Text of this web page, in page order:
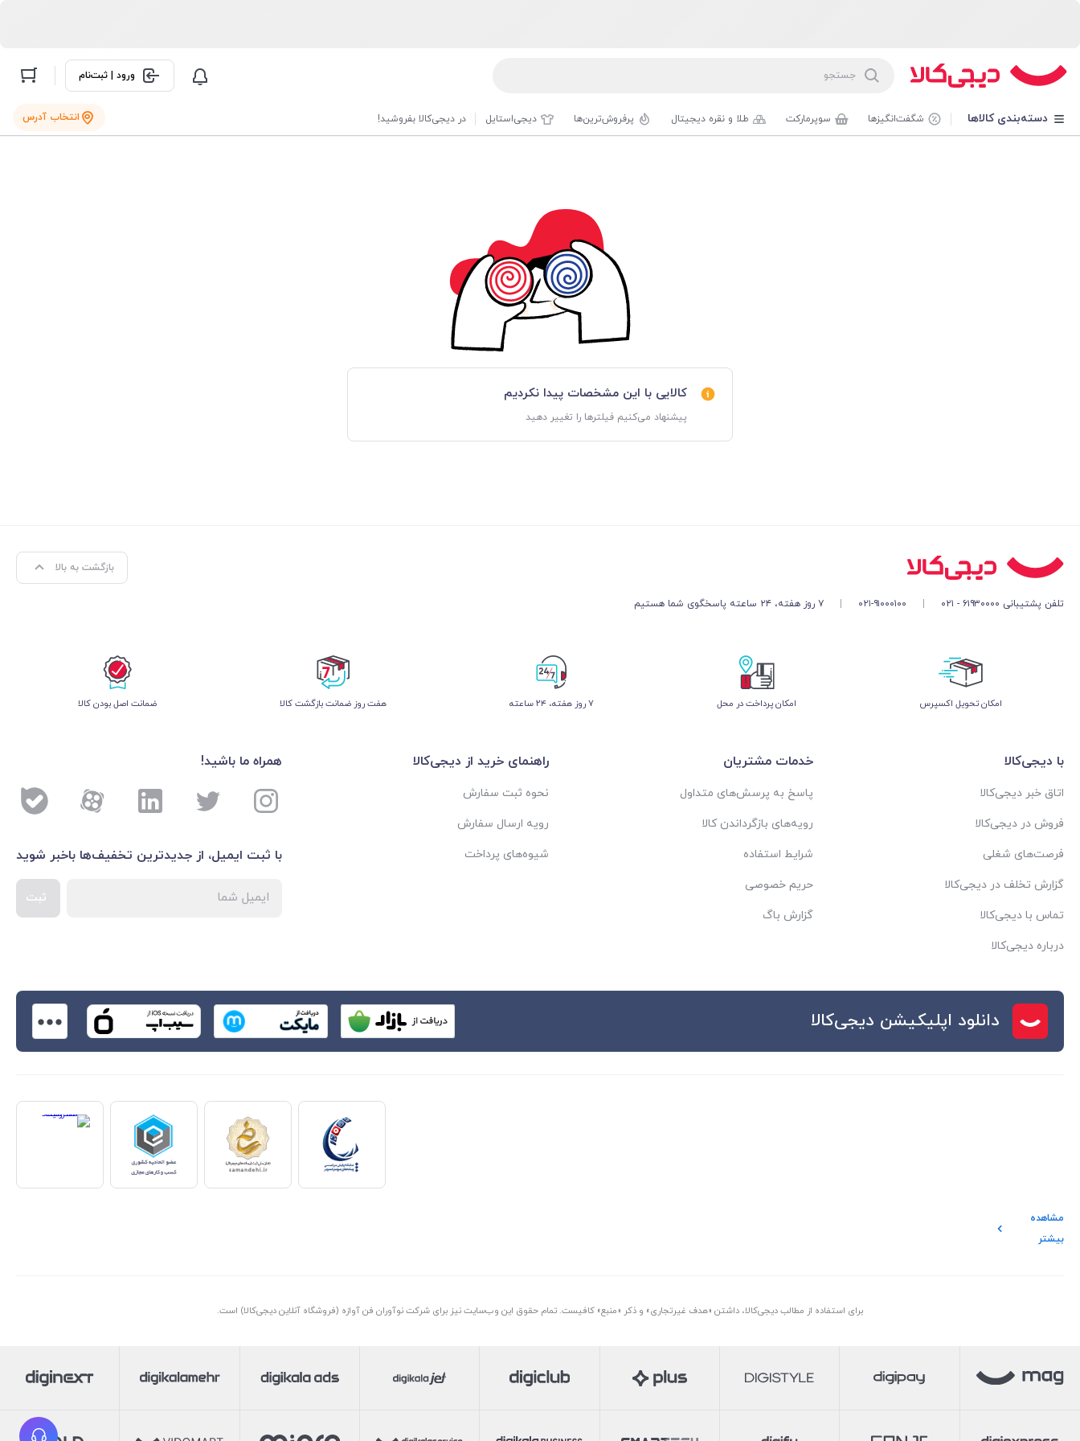
ورود | ثبت‌نام
دسته‌بندی کالاها شگفت‌انگیزها سوپرمارکت طلا و نقره دیجیتال پرفروش‌ترین‌ها دیجی‌استایل در دیجی‌کالا بفروشید! انتخاب آدرس
کالایی با این مشخصات پیدا نکردیم
پیشنهاد می‌کنیم فیلترها را تغییر دهید
بازگشت به بالا
تلفن پشتیبانی ۶۱۹۳۰۰۰۰ - ۰۲۱ ۰۲۱-۹۱۰۰۰۱۰۰ ۷ روز هفته، ۲۴ ساعته پاسخگوی شما هستیم
اﻣﮑﺎن ﺗﺤﻮﯾﻞ اﮐﺴﭙﺮس امکان پرداخت در محل ۷ روز ﻫﻔﺘﻪ، ۲۴ ﺳﺎﻋﺘﻪ هفت روز ضمانت بازگشت کالا ﺿﻤﺎﻧﺖ اﺻﻞ ﺑﻮدن ﮐﺎﻟﺎ
با دیجی‌کالا
اتاق خبر دیجی‌کالا
فروش در دیجی‌کالا
فرصت‌های شغلی
گزارش تخلف در دیجی‌کالا
تماس با دیجی‌کالا
درباره دیجی‌کالا
خدمات مشتریان
پاسخ به پرسش‌های متداول
رویه‌های بازگرداندن کالا
شرایط استفاده
حریم خصوصی
گزارش باگ
راهنمای خرید از دیجی‌کالا
نحوه ثبت سفارش
رویه ارسال سفارش
شیوه‌های پرداخت
همراه ما باشید!
با ثبت ایمیل، از جدید‌ترین تخفیف‌ها با‌خبر شوید
ثبت
دانلود اپلیکیشن دیجی‌کالا
اطلاعات بیشتر
مشاهده
بیشتر
برای استفاده از مطالب دیجی‌کالا، داشتن «هدف غیرتجاری» و ذکر «منبع» کافیست. تمام حقوق اين وب‌سايت نیز برای شرکت نوآوران فن آوازه (فروشگاه آنلاین دیجی‌کالا) است.